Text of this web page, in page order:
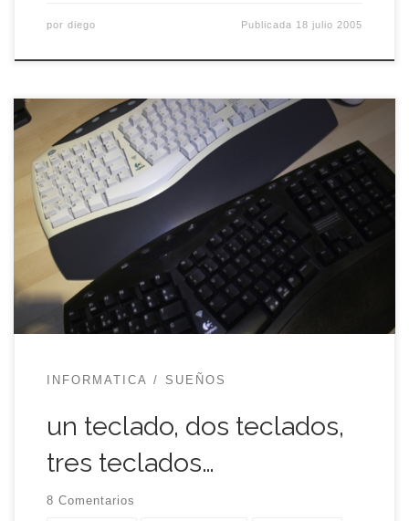
por diego Publicada 18 julio 2005
A finales del pasado año comencé, casi por
casualidad, a montar un ordenador de sobremesa
para mi casa. El viejo Toshiba, coyote, tenía más
de siete años y ya daba muestras de agotamiento
así que decidí hacerme un equipo a medida. Como
parte fundamental, llevé mi viejo teclado Logitech
Cordess […]
INFORMATICA SUEÑOS
un teclado, dos teclados,
tres teclados…
8 Comentarios